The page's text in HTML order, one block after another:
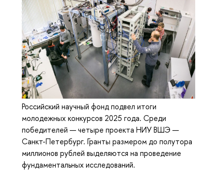
Российский научный фонд подвел итоги
молодежных конкурсов 2025 года. Среди
победителей — четыре проекта НИУ ВШЭ —
Санкт-Петербург. Гранты размером до полутора
миллионов рублей выделяются на проведение
фундаментальных исследований.